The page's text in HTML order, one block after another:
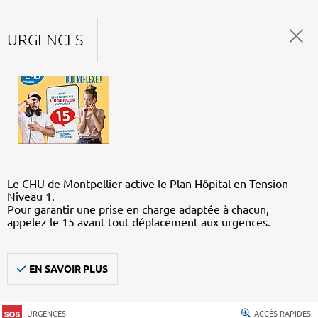
URGENCES
Le CHU de Montpellier active le Plan Hôpital en Tension –
Niveau 1.
Pour garantir une prise en charge adaptée à chacun,
appelez le 15 avant tout déplacement aux urgences.
EN SAVOIR PLUS
URGENCES ACCÈS RAPIDES